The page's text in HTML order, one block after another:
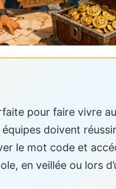
pour faire vivre
doivent
le mot code et
en veillée ou lors